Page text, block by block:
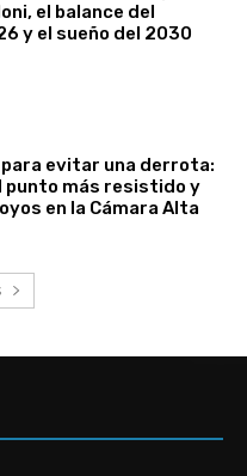
el balance del
y el sueño del 2030
evitar una derrota:
punto más resistido y
en la Cámara Alta